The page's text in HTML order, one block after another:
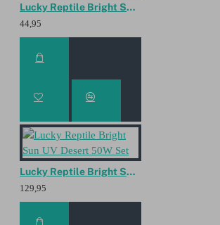
Lucky Reptile Bright Sun UV Desert 35W
44,95
Lucky Reptile Bright Sun UV Desert 50W Set
129,95